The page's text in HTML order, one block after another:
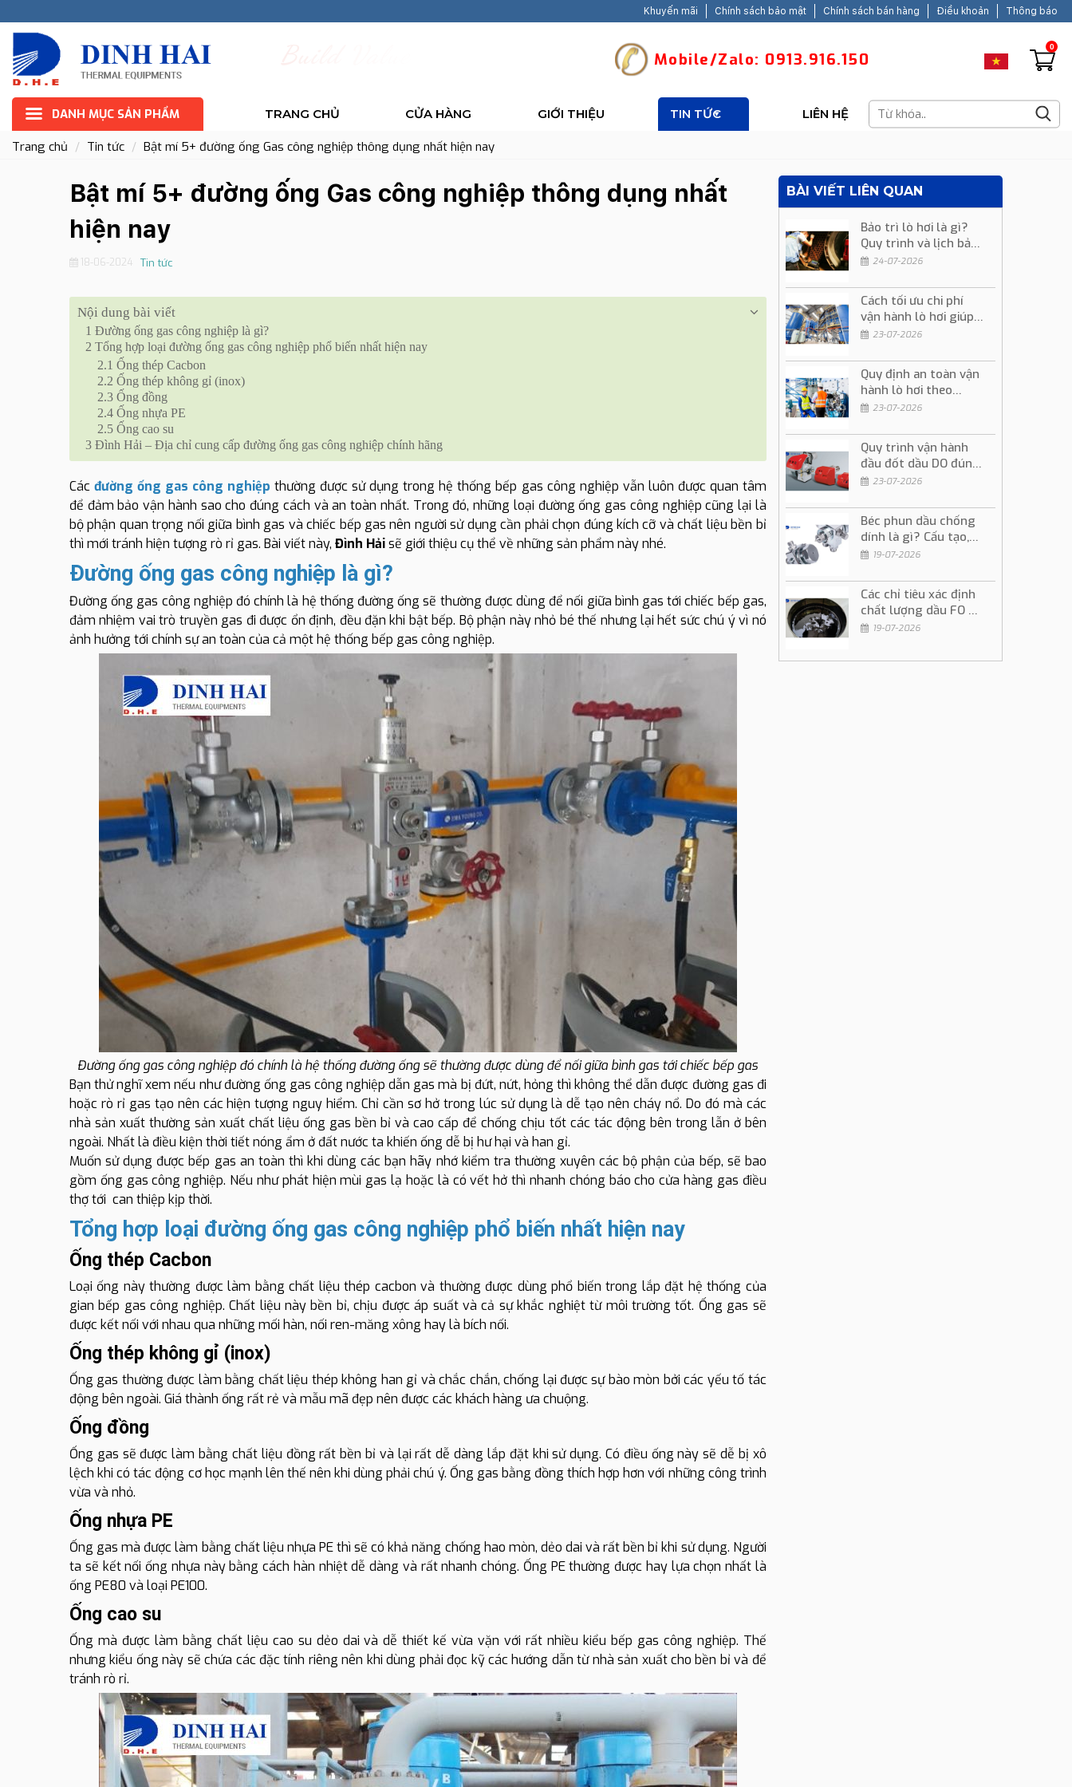
Khuyến mãi Chính sách bảo mật Chính sách bán hàng Điều khoản Thông báo
Mobile/Zalo: 0913.916.150
0
DANH MỤC SẢN PHẨM TRANG CHỦ CỬA HÀNG GIỚI THIỆU TIN TỨC LIÊN HỆ
Trang chủ Tin tức Bật mí 5+ đường ống Gas công nghiệp thông dụng nhất hiện nay
Bật mí 5+ đường ống Gas công nghiệp thông dụng nhất
hiện nay
18-06-2024 Tin tức
Nội dung bài viết
1 Đường ống gas công nghiệp là gì?
2 Tổng hợp loại đường ống gas công nghiệp phổ biến nhất hiện nay
2.1 Ống thép Cacbon
2.2 Ống thép không gỉ (inox)
2.3 Ống đồng
2.4 Ống nhựa PE
2.5 Ống cao su
3 Đình Hải – Địa chỉ cung cấp đường ống gas công nghiệp chính hãng
Cácđường ống gas công nghiệp thường được sử dụng trong hệ thống bếp gas công nghiệp vẫn luôn được quan tâm
để đảm bảo vận hành sao cho đúng cách và an toàn nhất. Trong đó, những loại đường ống gas công nghiệp cũng lại là
bộ phận quan trọng nối giữa bình gas và chiếc bếp gas nên người sử dụng cần phải chọn đúng kích cỡ và chất liệu bền bỉ
thì mới tránh hiện tượng rò rỉ gas. Bài viết này, Đình Hảisẽ giới thiệu cụ thể về những sản phẩm này nhé.
Đường ống gas công nghiệp là gì?
Đường ống gas công nghiệp đó chính là hệ thống đường ống sẽ thường được dùng để nối giữa bình gas tới chiếc bếp gas,
đảm nhiệm vai trò truyền gas đi được ổn định, đều đặn khi bật bếp. Bộ phận này nhỏ bé thế nhưng lại hết sức chú ý vì nó
ảnh hưởng tới chính sự an toàn của cả một hệ thống bếp gas công nghiệp.
Đường ống gas công nghiệp đó chính là hệ thống đường ống sẽ thường được dùng để nối giữa bình gas tới chiếc bếp gas
Bạn thử nghĩ xem nếu như đường ống gas công nghiệp dẫn gas mà bị đứt, nứt, hỏng thì không thể dẫn được đường gas đi
hoặc rò rỉ gas tạo nên các hiện tượng nguy hiểm. Chỉ cần sơ hở trong lúc sử dụng là dễ tạo nên cháy nổ. Do đó mà các
nhà sản xuất thường sản xuất chất liệu ống gas bền bỉ và cao cấp để chống chịu tốt các tác động bên trong lẫn ở bên
ngoài. Nhất là điều kiện thời tiết nóng ẩm ở đất nước ta khiến ống dễ bị hư hại và han gỉ.
Muốn sử dụng được bếp gas an toàn thì khi dùng các bạn hãy nhớ kiểm tra thường xuyên các bộ phận của bếp, sẽ bao
gồm ống gas công nghiệp. Nếu như phát hiện mùi gas lạ hoặc là có vết hở thì nhanh chóng báo cho cửa hàng gas điều
thợ tới can thiệp kịp thời.
Tổng hợp loại đường ống gas công nghiệp phổ biến nhất hiện nay
Ống thép Cacbon
Loại ống này thường được làm bằng chất liệu thép cacbon và thường được dùng phổ biến trong lắp đặt hệ thống của
gian bếp gas công nghiệp. Chất liệu này bền bỉ, chịu được áp suất và cả sự khắc nghiệt từ môi trường tốt. Ống gas sẽ
được kết nối với nhau qua những mối hàn, nối ren-măng xông hay là bích nối.
Ống thép không gỉ (inox)
Ống gas thường được làm bằng chất liệu thép không han gỉ và chắc chắn, chống lại được sự bào mòn bởi các yếu tố tác
động bên ngoài. Giá thành ống rất rẻ và mẫu mã đẹp nên được các khách hàng ưa chuộng.
Ống đồng
Ống gas sẽ được làm bằng chất liệu đồng rất bền bỉ và lại rất dễ dàng lắp đặt khi sử dụng. Có điều ống này sẽ dễ bị xô
lệch khi có tác động cơ học mạnh lên thế nên khi dùng phải chú ý. Ống gas bằng đồng thích hợp hơn với những công trình
vừa và nhỏ.
Ống nhựa PE
Ống gas mà được làm bằng chất liệu nhựa PE thì sẽ có khả năng chống hao mòn, dẻo dai và rất bền bỉ khi sử dụng. Người
ta sẽ kết nối ống nhựa này bằng cách hàn nhiệt dễ dàng và rất nhanh chóng. Ống PE thường được hay lựa chọn nhất là
ống PE80 và loại PE100.
Ống cao su
Ống mà được làm bằng chất liệu cao su dẻo dai và dễ thiết kế vừa vặn với rất nhiều kiểu bếp gas công nghiệp. Thế
nhưng kiểu ống này sẽ chứa các đặc tính riêng nên khi dùng phải đọc kỹ các hướng dẫn từ nhà sản xuất cho bền bỉ và để
tránh rò rỉ.
BÀI VIẾT LIÊN QUAN
Bảo trì lò hơi là gì?
Quy trình và lịch bảo
trì định kỳ
24-07-2026
Cách tối ưu chi phí
vận hành lò hơi giúp
giảm chi phí sản xuất
23-07-2026
Quy định an toàn vận
hành lò hơi theo
đúng quy trình kỹ
23-07-2026
Quy trình vận hành
đầu đốt dầu DO đúng
kỹ thuật và an toàn
23-07-2026
Béc phun dầu chống
dính là gì? Cấu tạo,
ứng dụng và cách sử
19-07-2026
Các chỉ tiêu xác định
chất lượng dầu FO và
ý nghĩa trong vận
19-07-2026